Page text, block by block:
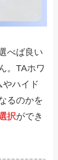
べば良い
。TAホワ
ハイド
るのかを
択ができ